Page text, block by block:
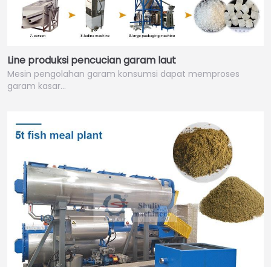
Line produksi pencucian garam laut
Mesin pengolahan garam konsumsi dapat memproses
garam kasar…